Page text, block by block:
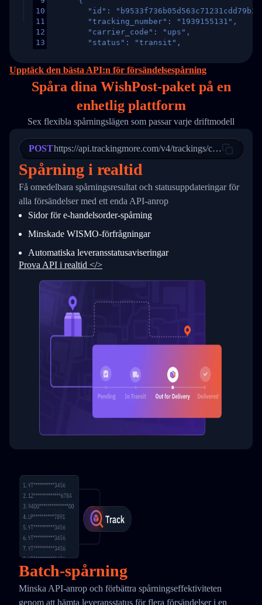
10
11
12
13
16
17
18
21
22
23
24
25
27
28
29
31
33
34
"id":
        "tracking_number": "1939155131",
        "carrier_code": "ups",
        "status": "transit",
        "itemTimeLength": 2,
        "weblink": "",
        "trackinfo": [
          {
            "Date": "2017-03-08 04: 22: 00",
"StatusDescription": "Departed
"Details": "Departed Facility
          },
          {
            "Date": "2017-03-06 15:28:00",
"StatusDescription": "Shipment
"Details": "BEIJING-
          }
      }
  }
}
Upptäck den bästa API:n för försändelsespårning
Spåra dina WishPost-paket på en
enhetlig plattform
Sex flexibla spårningslägen som passar varje driftmodell
POSThttps://api.trackingmore.com/v4/trackings/create
Spårning i realtid
Få omedelbara spårningsresultat och statusuppdateringar för
alla försändelser med ett enda API-anrop
Sidor för e-handelsorder-spårning
Minskade WISMO-förfrågningar
Automatiska leveransstatusaviseringar
Prova API i realtid </>
Batch-spårning
Minska API-anrop och förbättra spårningseffektiviteten
genom att hämta leveransstatus för flera försändelser i en